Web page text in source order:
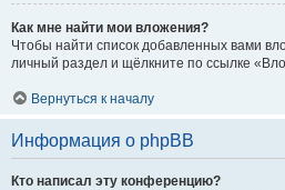
Как мне найти мои вложения?
Чтобы найти список добавленных вами
личный раздел и щёлкните по ссылке
Вернуться к началу
Информация о phpBB
Кто написал эту конференцию?